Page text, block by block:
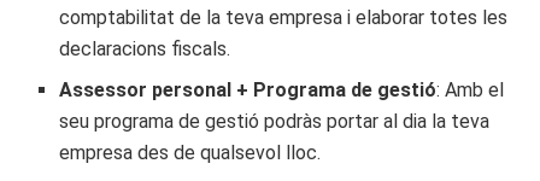
comptabilitat de la teva empresa i elaborar totes les
declaracions fiscals.
Assessor personal + Programa de gestió: Amb el
seu programa de gestió podràs portar al dia la teva
empresa des de qualsevol lloc.